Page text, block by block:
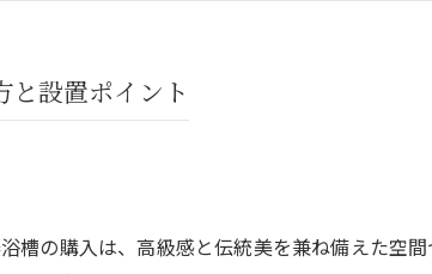
設置ポイント
の購入は、高級感と伝統美を兼ね備えた空